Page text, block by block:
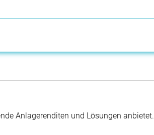
Anlagerenditen und Lösungen anbietet.